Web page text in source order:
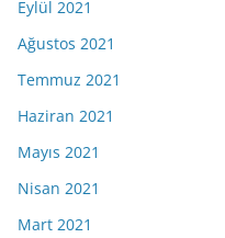
Eylül 2021
Ağustos 2021
Temmuz 2021
Haziran 2021
Mayıs 2021
Nisan 2021
Mart 2021